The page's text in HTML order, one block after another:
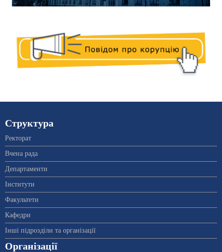
Структура
Ректорат
Вчена рада
Департаменти
Інститути
Факультети
Кафедри
Інші підрозділи та організації
Організації